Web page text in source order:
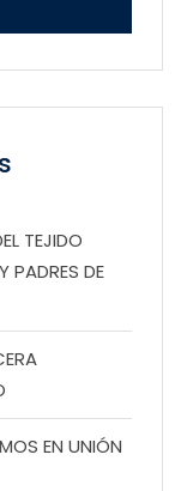
TEJIDO
PADRES DE
EN UNIÓN